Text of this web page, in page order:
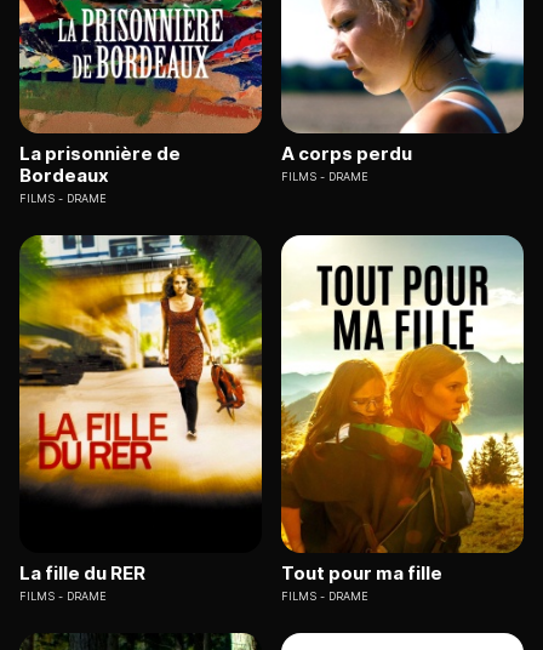
La prisonnière de
Bordeaux
FILMS DRAME
A corps perdu
FILMS DRAME
La fille du RER
FILMS DRAME
Tout pour ma fille
FILMS DRAME